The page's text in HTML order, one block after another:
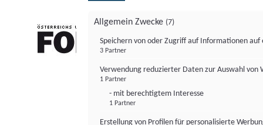
Allgemein Zwecke (7)
Speichern von oder Zugriff auf Informationen auf
3 Partner
Verwendung reduzierter Daten zur Auswahl von
1 Partner
- mit berechtigtem Interesse
1 Partner
Erstellung von Profilen für personalisierte
FONDS professionell